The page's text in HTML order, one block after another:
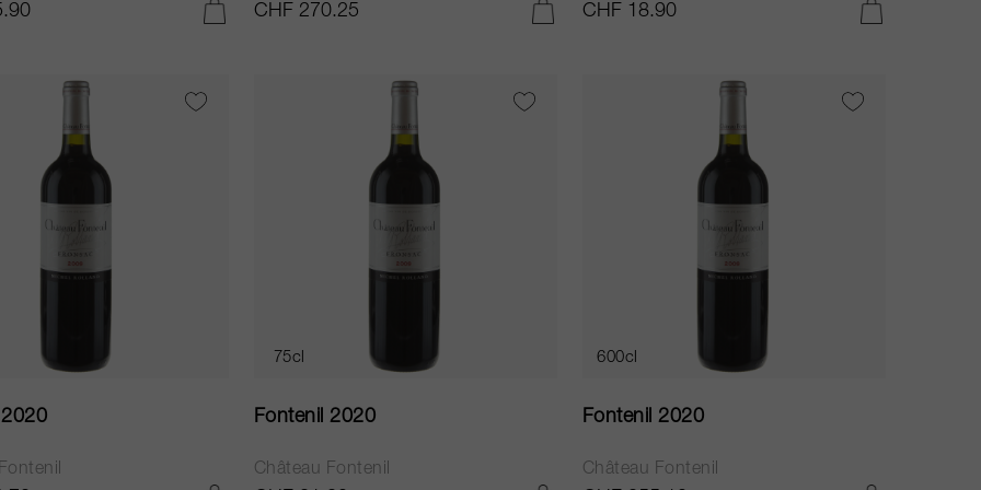
CHF 270.25 CHF 18.90
75cl
Fontenil 2020
Château Fontenil
600cl
Fontenil 2020
Château Fontenil